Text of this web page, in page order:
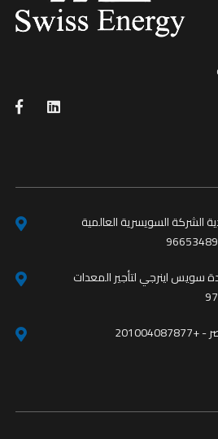
الشركة السويسرية العالمية
سويس اينرجي لتأجير المعدات